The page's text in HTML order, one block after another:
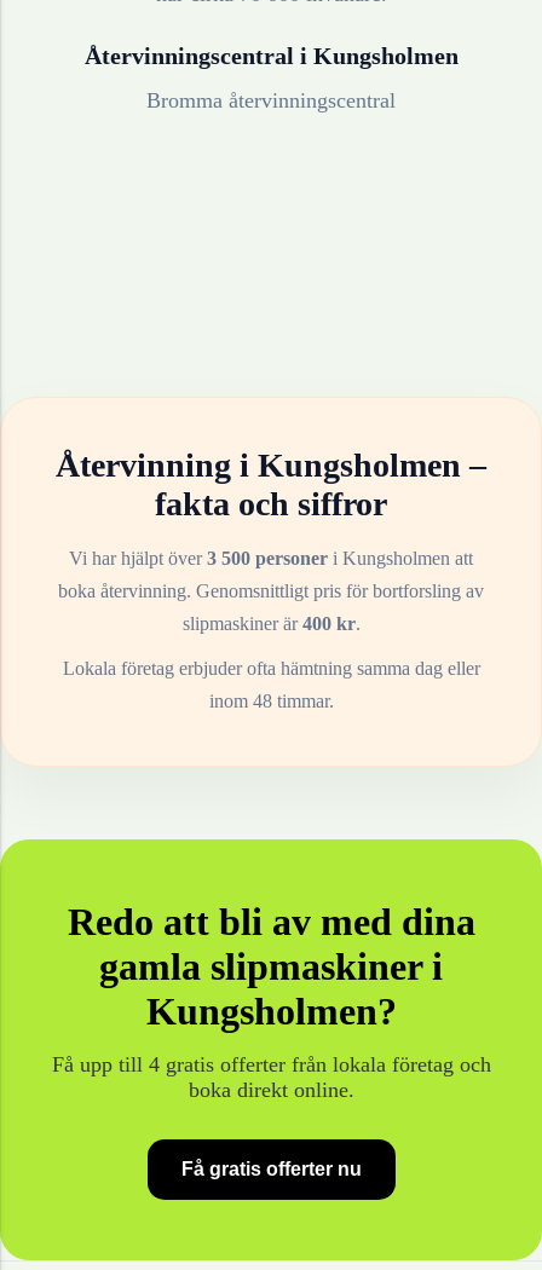
Återvinningscentral i Kungsholmen
Bromma återvinningscentral
Återvinning i Kungsholmen–
fakta och siffror
Vi har hjälpt över3 500 personer i Kungsholmen att
boka återvinning. Genomsnittligt pris för bortforsling av
slipmaskinerär400kr.
Lokala företag erbjuder ofta hämtning samma dag eller
inom 48 timmar.
Redo att bli av med dina
gamla slipmaskineri
Kungsholmen?
Få upp till 4 gratis offerter från lokala företag och
boka direkt online.
Få gratis offerter nu